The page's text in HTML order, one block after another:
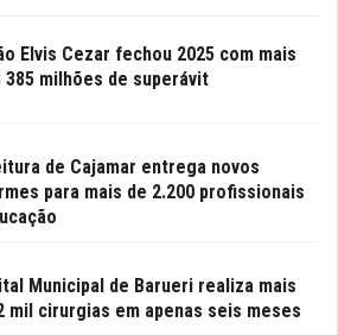
Elvis Cezar fechou 2025 com mais
385 milhões de superávit
de Cajamar entrega novos
para mais de 2.200 profissionais
Municipal de Barueri realiza mais
mil cirurgias em apenas seis meses